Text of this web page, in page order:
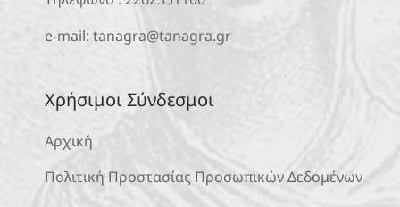
e-mail: tanagra@tanagra.gr
Χρήσιμοι Σύνδεσμοι
Αρχική
Πολιτική Προστασίας Προσωπικών Δεδομένων